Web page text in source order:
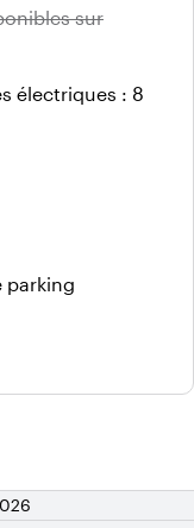
sur
électriques : 8
parking